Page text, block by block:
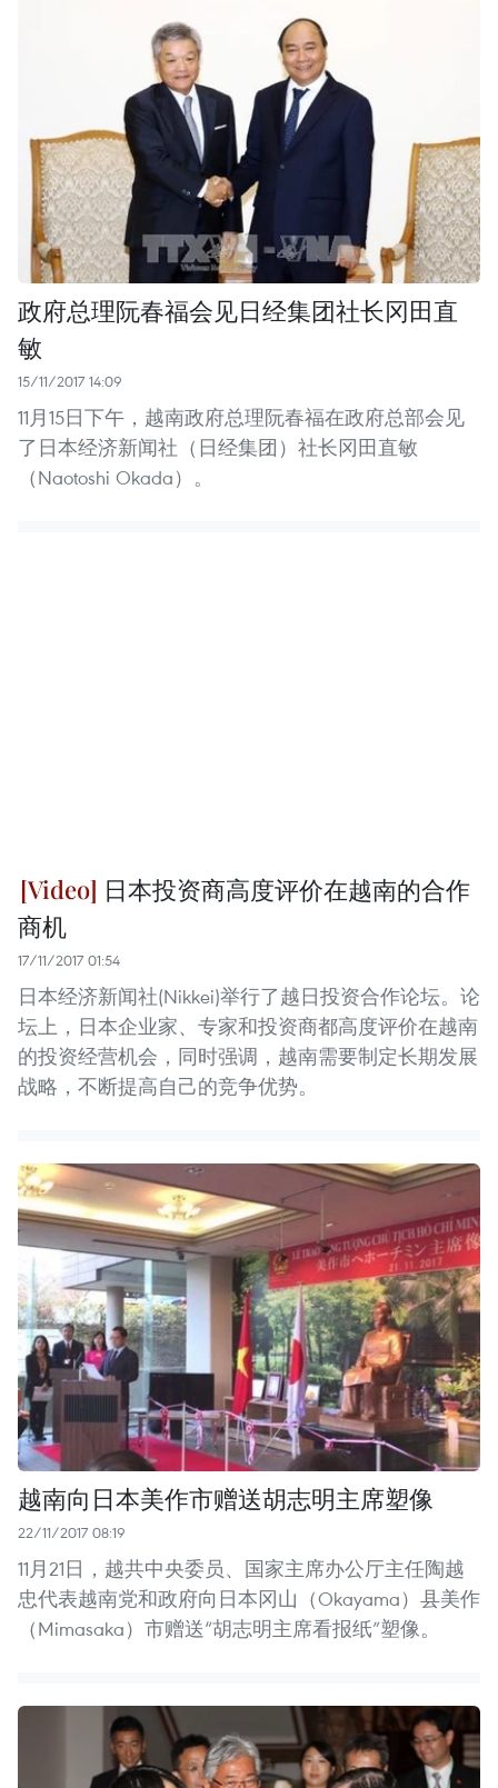
政府总理阮春福会见日经集团社长冈田直
敏
15/11/2017 14:09
11月15日下午，越南政府总理阮春福在政府总部会见
了日本经济新闻社（日经集团）社长冈田直敏
（Naotoshi Okada）。
日本投资商高度评价在越南的合作
商机
17/11/2017 01:54
日本经济新闻社(Nikkei)举行了越日投资合作论坛。论
坛上，日本企业家、专家和投资商都高度评价在越南
的投资经营机会，同时强调，越南需要制定长期发展
战略，不断提高自己的竞争优势。
越南向日本美作市赠送胡志明主席塑像
22/11/2017 08:19
11月21日，越共中央委员、国家主席办公厅主任陶越
忠代表越南党和政府向日本冈山（Okayama）县美作
（Mimasaka）市赠送“胡志明主席看报纸”塑像。